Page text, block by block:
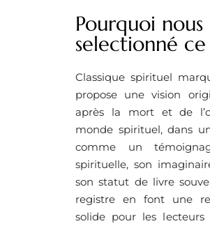
Pourquoi nous
selectionné
Classique spirituel
propose une vision
après la mort et de
monde spirituel, dans
comme un
spirituelle, son
son statut de livre
registre en font une
solide pour les lecteurs